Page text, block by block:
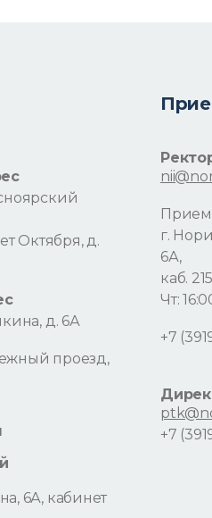
Октября, д.
д. 6А
проезд,
6А, кабинет
Прием
г.
6А,
каб. 215
Чт:
+7
+7